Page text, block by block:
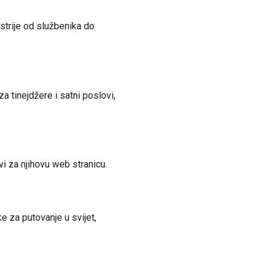
od službenika do
tinejdžere i satni poslovi,
za njihovu web stranicu.
za putovanje u svijet,